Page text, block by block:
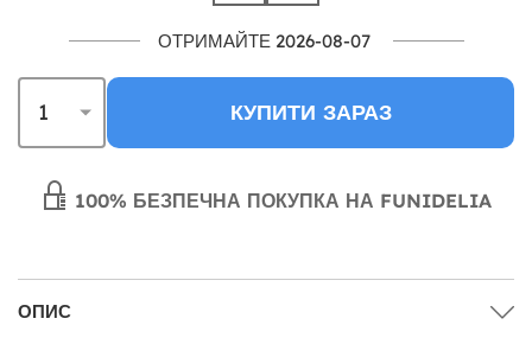
ОТРИМАЙТЕ 2026-08-07
КУПИТИ ЗАРАЗ
100% БЕЗПЕЧНА ПОКУПКА НА FUNIDELIA
ОПИС